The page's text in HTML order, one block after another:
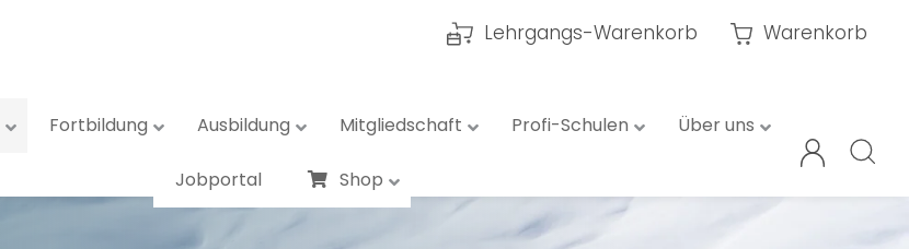
Lehrgangs-Warenkorb Warenkorb
Fortbildung Ausbildung Mitgliedschaft Profi-Schulen Über uns
Jobportal Shop